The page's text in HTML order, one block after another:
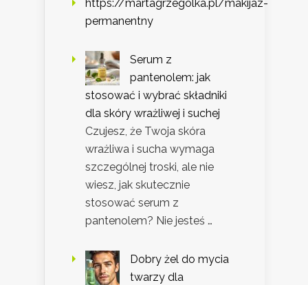
https://martagrzegolka.pl/makijaz-
permanentny
Serum z
pantenolem: jak
stosować i wybrać składniki
dla skóry wrażliwej i suchej
Czujesz, że Twoja skóra
wrażliwa i sucha wymaga
szczególnej troski, ale nie
wiesz, jak skutecznie
stosować serum z
pantenolem? Nie jesteś …
Dobry żel do mycia
twarzy dla